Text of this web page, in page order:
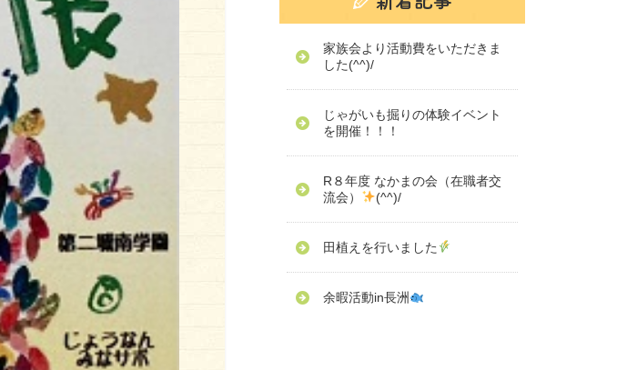
家族会より活動費をいただきま
した(^^)/
じゃがいも掘りの体験イベント
を開催！！！
R８年度 なかまの会（在職者交
流会）
(^^)/
田植えを行いました
余暇活動in長洲